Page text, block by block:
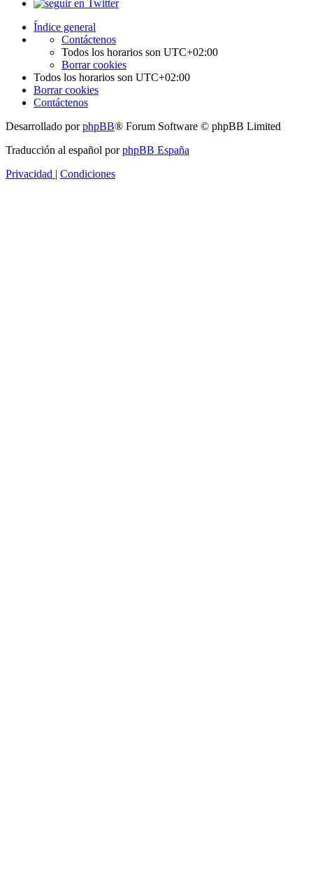
Índice general
Contáctenos
Todos los horarios son UTC+02:00
Borrar cookies
Todos los horarios son UTC+02:00
Borrar cookies
Contáctenos
Desarrollado porphpBB® Forum Software © phpBB Limited
Traducción al español porphpBB España
Privacidad
Condiciones